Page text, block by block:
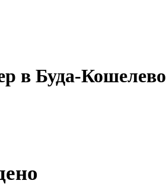
в Буда-Кошелево